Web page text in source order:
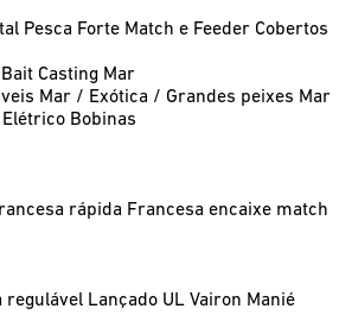
Pesca Forte Match e Feeder Cobertos
Bait Casting Mar
Mar / Exótica / Grandes peixes Mar
Elétrico Bobinas
rápida Francesa encaixe match
regulável Lançado UL Vairon Manié